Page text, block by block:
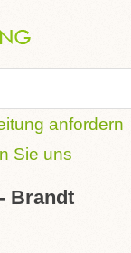
anfordern
Sie uns
Brandt